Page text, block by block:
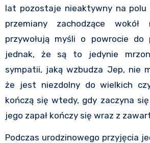
lat pozostaje nieaktywny na polu
przemiany zachodzące
przywołują myśli o powrocie do
jednak, że są to jedynie
sympatii, jaką wzbudza Jep, nie
że jest niezdolny do wielkich
kończą się wtedy, gdy zaczyna
jego zapał kończy się wraz z
Podczas urodzinowego przyjęcia